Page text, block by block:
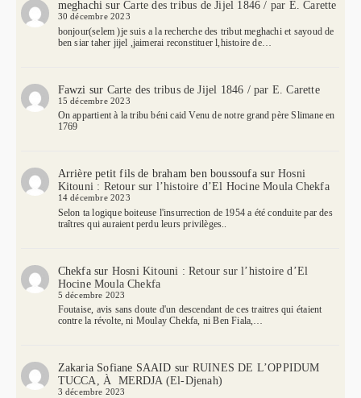
meghachi surCarte des tribus de Jijel 1846 / par E. Carette
30 décembre 2023
bonjour(selem )je suis a la recherche des tribut meghachi et sayoud de
ben siar taher jijel ,jaimerai reconstituer l,histoire de…
Fawzi sur Carte des tribus de Jijel 1846 / par E. Carette
15 décembre 2023
On appartient à la tribu béni caid Venu de notre grand père Slimane en
1769
Arrière petit fils de braham ben boussoufasur Hosni
Kitouni : Retour sur l’histoire d’El Hocine Moula Chekfa
14 décembre 2023
Selon ta logique boiteuse l'insurrection de 1954 a été conduite par des
traîtres qui auraient perdu leurs privilèges..
Chekfasur Hosni Kitouni : Retour sur l’histoire d’El
Hocine Moula Chekfa
5 décembre 2023
Foutaise, avis sans doute d'un descendant de ces traitres qui étaient
contre la révolte, ni Moulay Chekfa, ni Ben Fiala,…
Zakaria Sofiane SAAID sur RUINES DE L’OPPIDUM
TUCCA, À MERDJA (El-Djenah)
3 décembre 2023